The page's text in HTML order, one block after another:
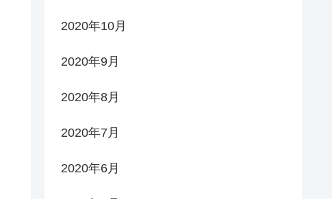
2020年10月
2020年9月
2020年8月
2020年7月
2020年6月